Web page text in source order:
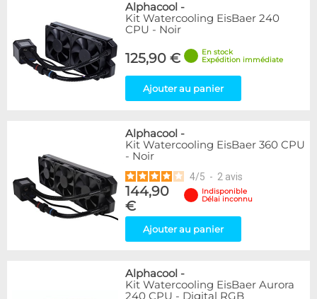
Articles en promotions
Appliquer
Alphacool -
Kit Watercooling EisBaer 240
CPU - Noir
125,90 €
En stock
Expédition immédiate
Ajouter au panier
Alphacool -
Kit Watercooling EisBaer 360 CPU
- Noir
4/5 - 2 avis
144,90
€
Indisponible
Délai inconnu
Ajouter au panier
Alphacool -
Kit Watercooling EisBaer Aurora
240 CPU - Digital RGB